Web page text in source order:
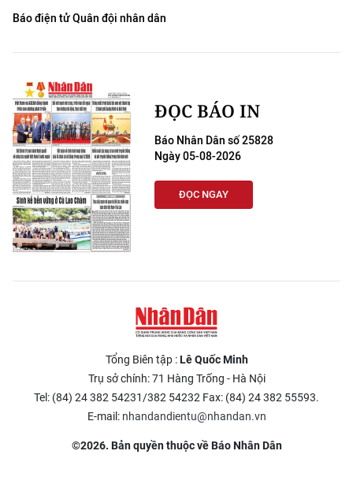
Báo điện tử Quân đội nhân dân
ĐỌC BÁO IN
Báo Nhân Dân số 25828
Ngày 05-08-2026
ĐỌC NGAY
Tổng Biên tập :Lê Quốc Minh
Trụ sở chính: 71 Hàng Trống - Hà Nội
Tel: (84) 24 382 54231/382 54232 Fax: (84) 24 382 55593.
E-mail: nhandandientu@nhandan.vn
©2026. Bản quyền thuộc về Báo Nhân Dân